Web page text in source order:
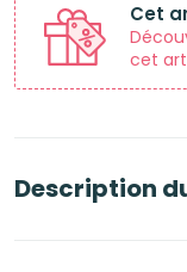
Cet
cet
Description